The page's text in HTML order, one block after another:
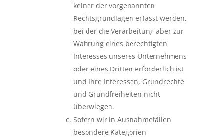
keiner der vorgenannten
Rechtsgrundlagen erfasst werden,
bei der die Verarbeitung aber zur
Wahrung eines berechtigten
Interesses unseres Unternehmens
oder eines Dritten erforderlich ist
und Ihre Interessen, Grundrechte
und Grundfreiheiten nicht
überwiegen.
Sofern wir in Ausnahmefällen
besondere Kategorien